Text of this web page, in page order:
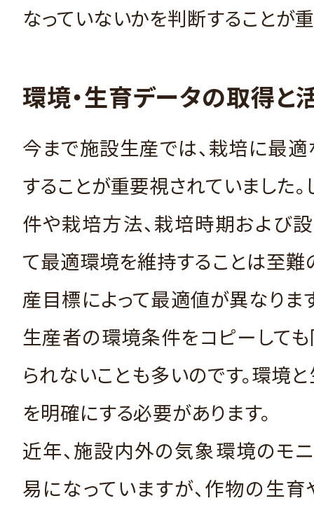
なっていないかを判断することが重
環境・生育データの取得と
今まで施設生産では、栽培に最
することが重要視されていました。
件や栽培方法、栽培時期および
て最適環境を維持することは至難
産目標によって最適値が異なりま
生産者の環境条件をコピーして
られないことも多いのです。環境
を明確にする必要があります。
近年、施設内外の気象環境のモ
易になっていますが、作物の生